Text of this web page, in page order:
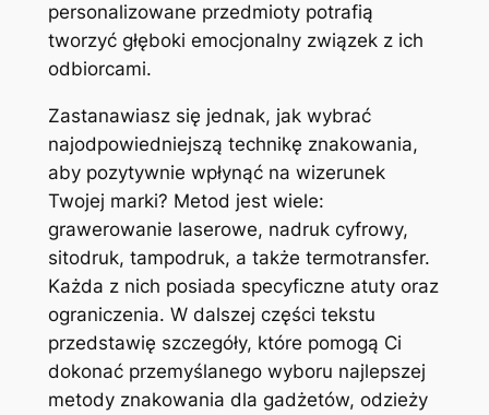
personalizowane przedmioty potrafią
tworzyć głęboki emocjonalny związek z ich
odbiorcami.
Zastanawiasz się jednak, jak wybrać
najodpowiedniejszą technikę znakowania,
aby pozytywnie wpłynąć na wizerunek
Twojej marki? Metod jest wiele:
grawerowanie laserowe, nadruk cyfrowy,
sitodruk, tampodruk, a także termotransfer.
Każda z nich posiada specyficzne atuty oraz
ograniczenia. W dalszej części tekstu
przedstawię szczegóły, które pomogą Ci
dokonać przemyślanego wyboru najlepszej
metody znakowania dla gadżetów, odzieży